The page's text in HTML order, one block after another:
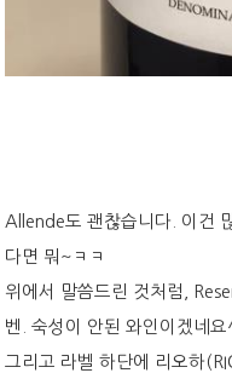
​Allende도 괜찮습니다. 이건
다면 뭐~ㅋㅋ
위에서 말씀드린 것처럼,
벤. 숙성이 안된 와인이겠네
그리고 라벨 하단에 리오하